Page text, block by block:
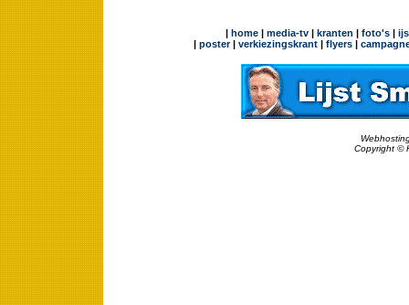
| home| media-tv| kranten | foto's|
| poster| verkiezingskrant | flyers |
Copyright ©